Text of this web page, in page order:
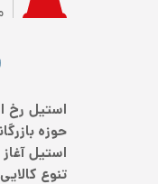
حوزه
استیل
تنوع